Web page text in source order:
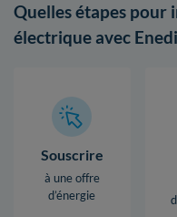
Quelles étapes
électrique avec
Souscrire
à une offre
d’énergie